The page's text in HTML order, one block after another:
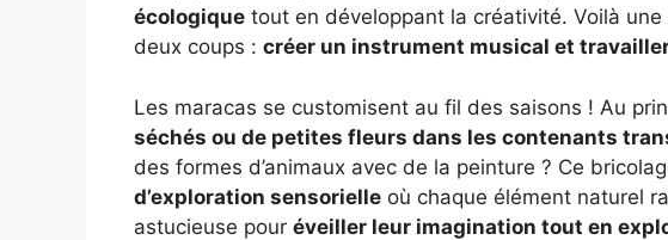
écologique tout en développant la créativité. Voilà une
deux coups : créer un instrument musical et
Les maracas se customisent au fil des saisons ! Au
séchés ou de petites fleurs dans les contenants
des formes d’animaux avec de la peinture ? Ce
d’exploration sensorielle où chaque élément naturel
astucieuse pour éveiller leur imagination tout en